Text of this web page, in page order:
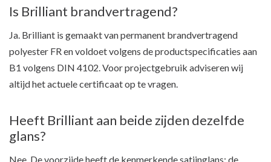
Is Brilliant brandvertragend?
Ja. Brilliant is gemaakt van permanent brandvertragend
polyester FR en voldoet volgens de productspecificaties aan
B1 volgens DIN 4102. Voor projectgebruik adviseren wij
altijd het actuele certificaat op te vragen.
Heeft Brilliant aan beide zijden dezelfde
glans?
Nee. De voorzijde heeft de kenmerkende satijnglans; de